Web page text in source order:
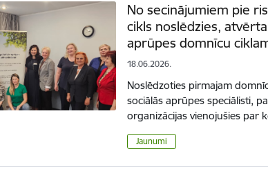
No secinājumiem pie
cikls noslēdzies,
aprūpes domnīcu
18.06.2026.
Noslēdzoties pirmajam
sociālās aprūpes speciālisti,
organizācijas vienojušies par
Jaunumi